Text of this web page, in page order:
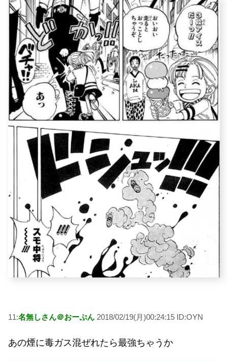
11:名無しさん＠おーぷん 2018/02/19(月)00:24:15 ID:OYN
あの煙に毒ガス混ぜれたら最強ちゃうか